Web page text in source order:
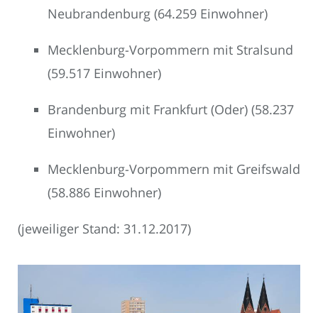
Neubrandenburg (64.259 Einwohner)
Mecklenburg-Vorpommern mit Stralsund
(59.517 Einwohner)
Brandenburg mit Frankfurt (Oder) (58.237
Einwohner)
Mecklenburg-Vorpommern mit Greifswald
(58.886 Einwohner)
(jeweiliger Stand: 31.12.2017)